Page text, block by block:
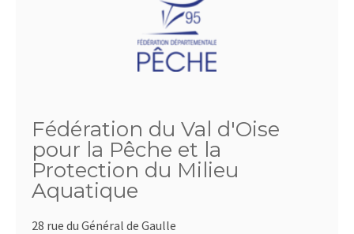
Fédération du Val d'Oise
pour la Pêche et la
Protection du Milieu
Aquatique
28 rue du Général de Gaulle